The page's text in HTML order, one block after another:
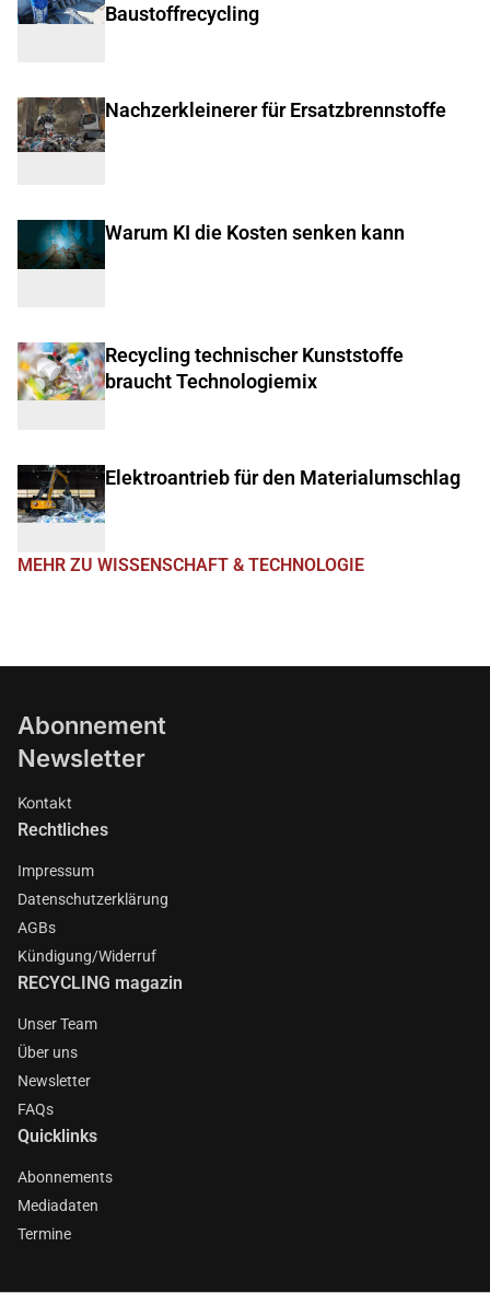
Baustoffrecycling
Nachzerkleinerer für Ersatzbrennstoffe
Warum KI die Kosten senken kann
Recycling technischer Kunststoffe
braucht Technologiemix
Elektroantrieb für den Materialumschlag
MEHR ZU WISSENSCHAFT & TECHNOLOGIE
Abonnement
Newsletter
Kontakt
Rechtliches
Impressum
Datenschutzerklärung
AGBs
Kündigung/Widerruf
RECYCLING magazin
Unser Team
Über uns
Newsletter
FAQs
Quicklinks
Abonnements
Mediadaten
Termine